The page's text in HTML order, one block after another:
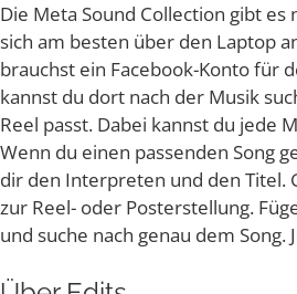
Die Meta Sound Coll­ec­tion gibt es
sich am bes­ten über den Lap­top
brauchst ein Face­book-Kon­to für
kannst du dort nach der Musik
Reel passt. Dabei kannst du jede
Wenn du einen pas­sen­den Song
dir den Inter­pre­ten und den Titel.
zur Reel- oder Pos­ter­stel­lung.
und suche nach genau dem Song.